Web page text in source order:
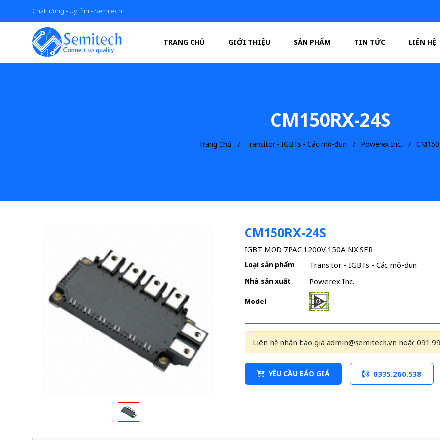
Chất lượng - Uy tính - Semitech
TRANG CHỦ GIỚI THIỆU SẢN PHẨM TIN TỨC LIÊN HỆ
CM150RX-24S
Trang Chủ Transitor - IGBTs - Các mô-đun Powerex Inc.
CM150RX-24S
IGBT MOD 7PAC 1200V 150A NX SER
Loại sản phẩm Transitor - IGBTs - Các mô-đun
Nhà sản xuất Powerex Inc.
Model
Liên hệ nhận báo giá admin@semitech.vn hoặc
YÊU CẦU BÁO GIÁ 0335.260.538